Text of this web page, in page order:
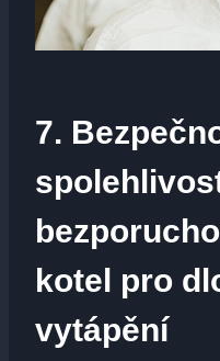
7.
kotel pro
vytápění